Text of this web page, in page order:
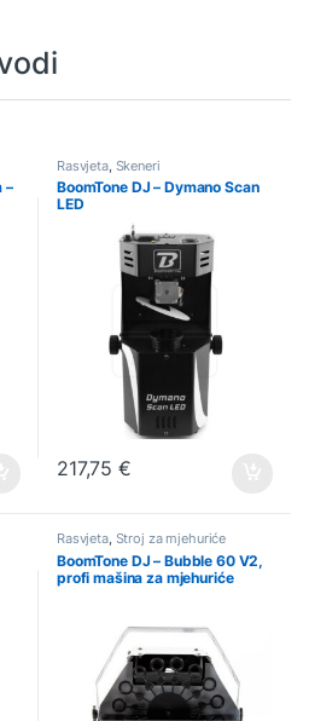
–
Rasvjeta, Skeneri
BoomTone DJ – Dymano Scan
LED
217,75€
Rasvjeta, Stroj za mjehuriće
BoomTone DJ – Bubble 60 V2,
profi mašina za mjehuriće